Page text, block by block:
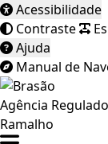
Acessibilidade
Contraste
Ajuda
Manual de
Agência
Ramalho